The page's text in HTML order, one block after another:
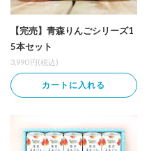
【完売】青森りんごシリーズ1
5本セット
3,990 円(税込)
カートに入れる